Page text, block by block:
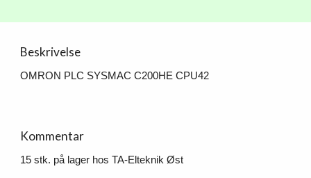
Beskrivelse
OMRON PLC SYSMAC C200HE CPU42
Kommentar
15 stk. på lager hos TA-Elteknik Øst